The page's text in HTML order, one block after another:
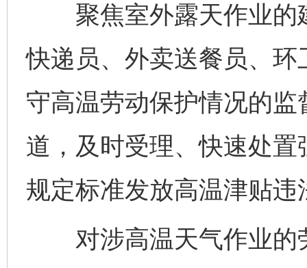
聚焦室外露天作业的
快递员、外卖送餐员、
守高温劳动保护情况的
道，及时受理、快速处
规定标准发放高温津贴违
对涉高温天气作业的